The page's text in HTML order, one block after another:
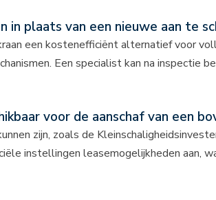
in plaats van een nieuwe aan te
een kostenefficiënt alternatief voor
Een specialist kan na inspectie
voor de aanschaf van een
zijn, zoals de
instellingen leasemogelijkheden aan,